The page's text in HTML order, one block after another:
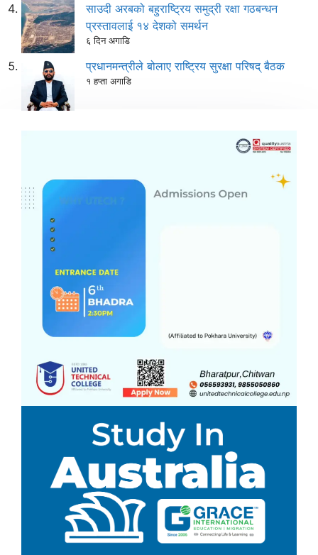
साउदी अरबको बहुराष्ट्रिय समुद्री रक्षा गठबन्धन
प्रस्तावलाई १४ देशको समर्थन
६ दिन अगाडि
प्रधानमन्त्रीले बोलाए राष्ट्रिय सुरक्षा परिषद् बैठक
१ हप्ता अगाडि